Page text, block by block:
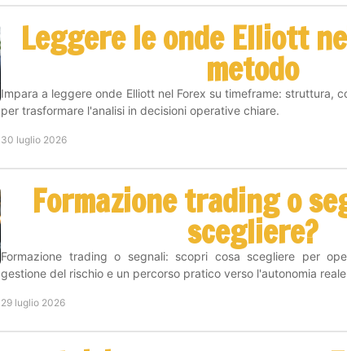
Leggere le onde Elliott
metodo
Impara a leggere onde Elliott nel Forex su timeframe: struttura,
per trasformare l'analisi in decisioni operative chiare.
30 luglio 2026
Formazione trading o
scegliere?
Formazione trading o segnali: scopri cosa scegliere per
gestione del rischio e un percorso pratico verso l'autonomia
29 luglio 2026